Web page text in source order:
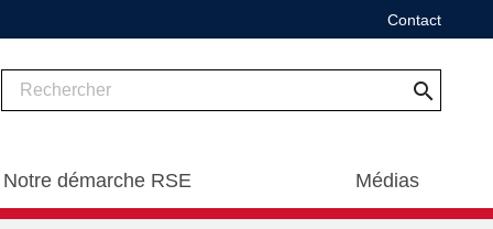
Contact
search
Notre démarche RSE Médias